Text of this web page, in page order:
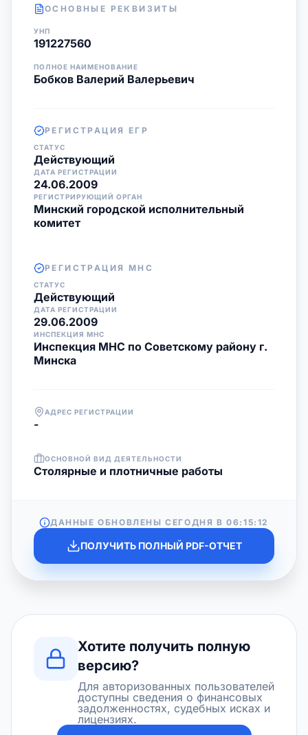
ОСНОВНЫЕ РЕКВИЗИТЫ
УНП
191227560
ПОЛНОЕ НАИМЕНОВАНИЕ
Бобков Валерий Валерьевич
РЕГИСТРАЦИЯ ЕГР
СТАТУС
Действующий
ДАТА РЕГИСТРАЦИИ
24.06.2009
РЕГИСТРИРУЮЩИЙ ОРГАН
Минский городской исполнительный
комитет
РЕГИСТРАЦИЯ МНС
СТАТУС
Действующий
ДАТА РЕГИСТРАЦИИ
29.06.2009
ИНСПЕКЦИЯ МНС
Инспекция МНС по Советскому району г.
Минска
АДРЕС РЕГИСТРАЦИИ
-
ОСНОВНОЙ ВИД ДЕЯТЕЛЬНОСТИ
Столярные и плотничные работы
ДАННЫЕ ОБНОВЛЕНЫ СЕГОДНЯ В06:15:12
ПОЛУЧИТЬ ПОЛНЫЙ PDF-ОТЧЕТ
Хотите получить полную
версию?
Для авторизованных пользователей
доступны сведения о финансовых
задолженностях, судебных исках и
лицензиях.